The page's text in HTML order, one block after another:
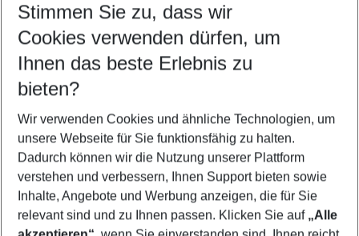
Abflughafen wählen
Beliebiger Abflughafen
Reisezeitraum wählen
12.08.26– 10.08.27 5-8 Nächte
2 Erwachsene Keine Kinder
Mehr Filter anzeigen
Stimmen Sie zu, dass wir
Cookies verwenden dürfen, um
Ihnen das beste Erlebnis zu
bieten?
Wir verwenden Cookies und ähnliche Technologien, um
unsere Webseite für Sie funktionsfähig zu halten.
Dadurch können wir die Nutzung unserer Plattform
verstehen und verbessern, Ihnen Support bieten sowie
Inhalte, Angebote und Werbung anzeigen, die für Sie
relevant sind und zu Ihnen passen. Klicken Sie auf „Alle